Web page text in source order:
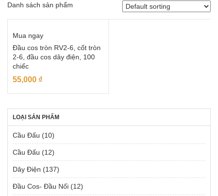
Danh sách sản phẩm
Mua ngay
Đầu cos tròn RV2-6, cốt tròn
2-6, đầu cos dây điện, 100
chiếc
55,000 ₫
LOẠI SẢN PHẨM
Cầu Đấu (10)
Cầu Đấu (12)
Dây Điện (137)
Đầu Cos- Đầu Nối (12)